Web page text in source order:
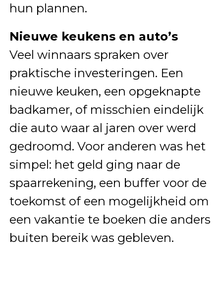
hun plannen.
Nieuwe keukens en auto’s
Veel winnaars spraken over
praktische investeringen. Een
nieuwe keuken, een opgeknapte
badkamer, of misschien eindelijk
die auto waar al jaren over werd
gedroomd. Voor anderen was het
simpel: het geld ging naar de
spaarrekening, een buffer voor de
toekomst of een mogelijkheid om
een vakantie te boeken die anders
buiten bereik was gebleven.